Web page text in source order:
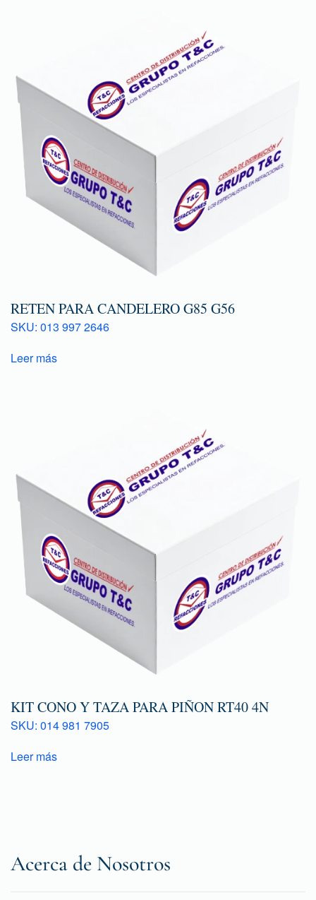
RETEN PARA CANDELERO G85 G56
SKU: 013 997 2646
Leer más
KIT CONO Y TAZA PARA PIÑON RT40 4N
SKU: 014 981 7905
Leer más
Acerca de Nosotros